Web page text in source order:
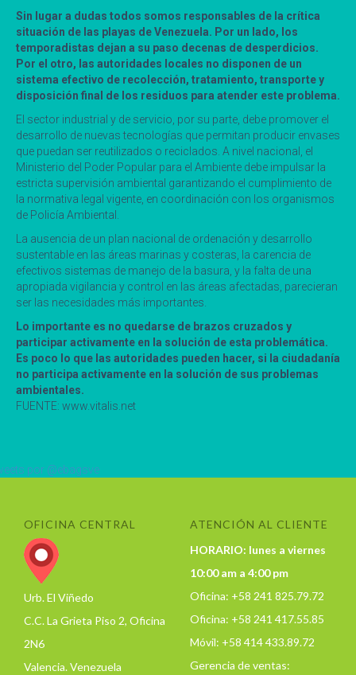
Sin lugar a dudas todos somos responsables de la crítica
situación de las playas de Venezuela. Por un lado, los
temporadistas dejan a su paso decenas de desperdicios.
Por el otro, las autoridades locales no disponen de un
sistema efectivo de recolección, tratamiento, transporte y
disposición final de los residuos para atender este problema.
El sector industrial y de servicio, por su parte, debe promover el
desarrollo de nuevas tecnologías que permitan producir envases
que puedan ser reutilizados o reciclados. A nivel nacional, el
Ministerio del Poder Popular para el Ambiente debe impulsar la
estricta supervisión ambiental garantizando el cumplimiento de
la normativa legal vigente, en coordinación con los organismos
de Policía Ambiental.
La ausencia de un plan nacional de ordenación y desarrollo
sustentable en las áreas marinas y costeras, la carencia de
efectivos sistemas de manejo de la basura, y la falta de una
apropiada vigilancia y control en las áreas afectadas, parecieran
ser las necesidades más importantes.
Lo importante es no quedarse de brazos cruzados y
participar activamente en la solución de esta problemática.
Es poco lo que las autoridades pueden hacer, si la ciudadanía
no participa activamente en la solución de sus problemas
ambientales.
FUENTE: www.vitalis.net
por @ebagsve
OFICINA CENTRAL
Urb. El Viñedo
C.C. La Grieta Piso 2, Oficina
2N6
Valencia. Venezuela
ATENCIÓN AL CLIENTE
HORARIO: lunes a viernes
10:00 am a 4:00 pm
Oficina: +58 241 825.79.72
Oficina: +58 241 417.55.85
Móvil: +58 414 433.89.72
Gerencia de ventas: